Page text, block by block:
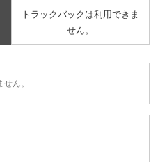
トラックバックは利用できま
せん。
ん。